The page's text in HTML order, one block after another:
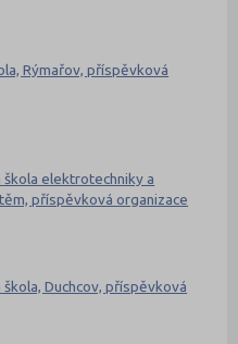
Rýmařov, příspěvková
škola elektrotechniky a
příspěvková organizace
Duchcov, příspěvková